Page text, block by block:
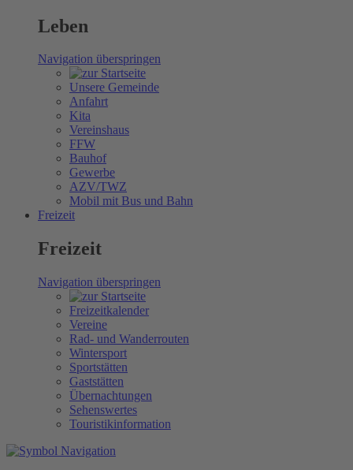
Leben
Navigation überspringen
Unsere Gemeinde
Anfahrt
Kita
Vereinshaus
FFW
Bauhof
Gewerbe
AZV/TWZ
Mobil mit Bus und Bahn
Freizeit
Freizeit
Navigation überspringen
Freizeitkalender
Vereine
Rad- und Wanderrouten
Wintersport
Sportstätten
Gaststätten
Übernachtungen
Sehenswertes
Touristikinformation